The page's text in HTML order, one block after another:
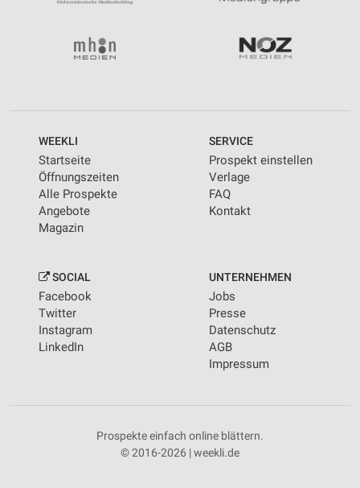
WEEKLI
Startseite
Öffnungszeiten
Alle Prospekte
Angebote
Magazin
SERVICE
Prospekt einstellen
Verlage
FAQ
Kontakt
SOCIAL
Facebook
Twitter
Instagram
LinkedIn
UNTERNEHMEN
Jobs
Presse
Datenschutz
AGB
Impressum
Prospekte einfach online blättern.
© 2016-2026 | weekli.de